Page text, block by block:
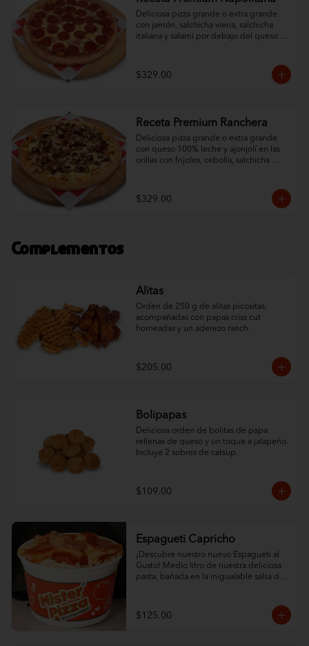
Deliciosa pizza grande o extra grande
con jamón, salchicha viena, salchicha
italiana y salami por debajo del queso
$329.00
Receta Premium Ranchera
Deliciosa pizza grande o extra grande
con queso 100% leche y ajonjolí en las
orillas con frijoles, cebolla, salchicha
$329.00
Complementos
Alitas
Orden de 250 g de alitas picositas,
acompañadas con papas criss cut
horneadas y un aderezo ranch.
$205.00
Bolipapas
Deliciosa orden de bolitas de papa
rellenas de queso y un toque a jalapeño.
Incluye 2 sobres de catsup.
$109.00
Espagueti Capricho
¡Descubre nuestro nuevo Espagueti al
Gusto! Medio litro de nuestra deliciosa
pasta, bañada en la inigualable salsa de
¡Puedes personalizarlo con tus 2
ingredientes favoritos! Elige entre una
$125.00